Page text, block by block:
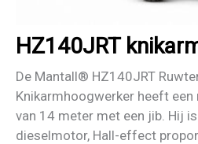
HZ140JRT
De Mantall® HZ140JRT
Knikarmhoogwerker heeft
van 14 meter met een jib. Hij
dieselmotor, Hall-effect